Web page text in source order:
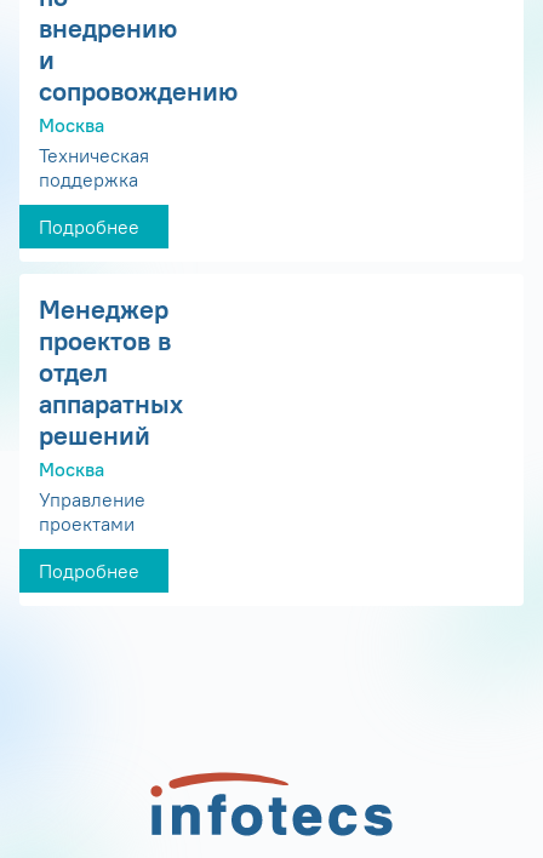
внедрению
и
сопровождению
Москва
Техническая
поддержка
Подробнее
Менеджер
проектов в
отдел
аппаратных
решений
Москва
Управление
проектами
Подробнее